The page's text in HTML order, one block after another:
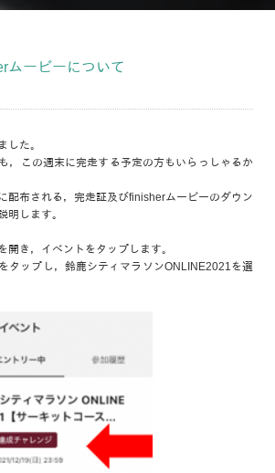
ムービーについて
した。
，この週末に完走する予定の方もいらっしゃるか
配布される，完走証及びfinisherムービーのダウン
明します。
開き，イベントをタップします。
タップし，鈴鹿シティマラソンONLINE2021を選